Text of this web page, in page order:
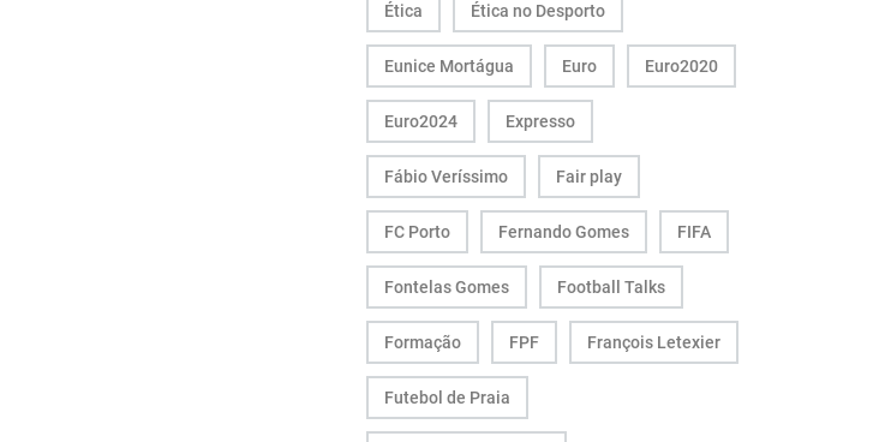
Ética Ética no Desporto
Eunice Mortágua Euro Euro2020
Euro2024 Expresso
Fábio Veríssimo Fair play
FC Porto Fernando Gomes FIFA
Fontelas Gomes Football Talks
Formação FPF François Letexier
Futebol de Praia